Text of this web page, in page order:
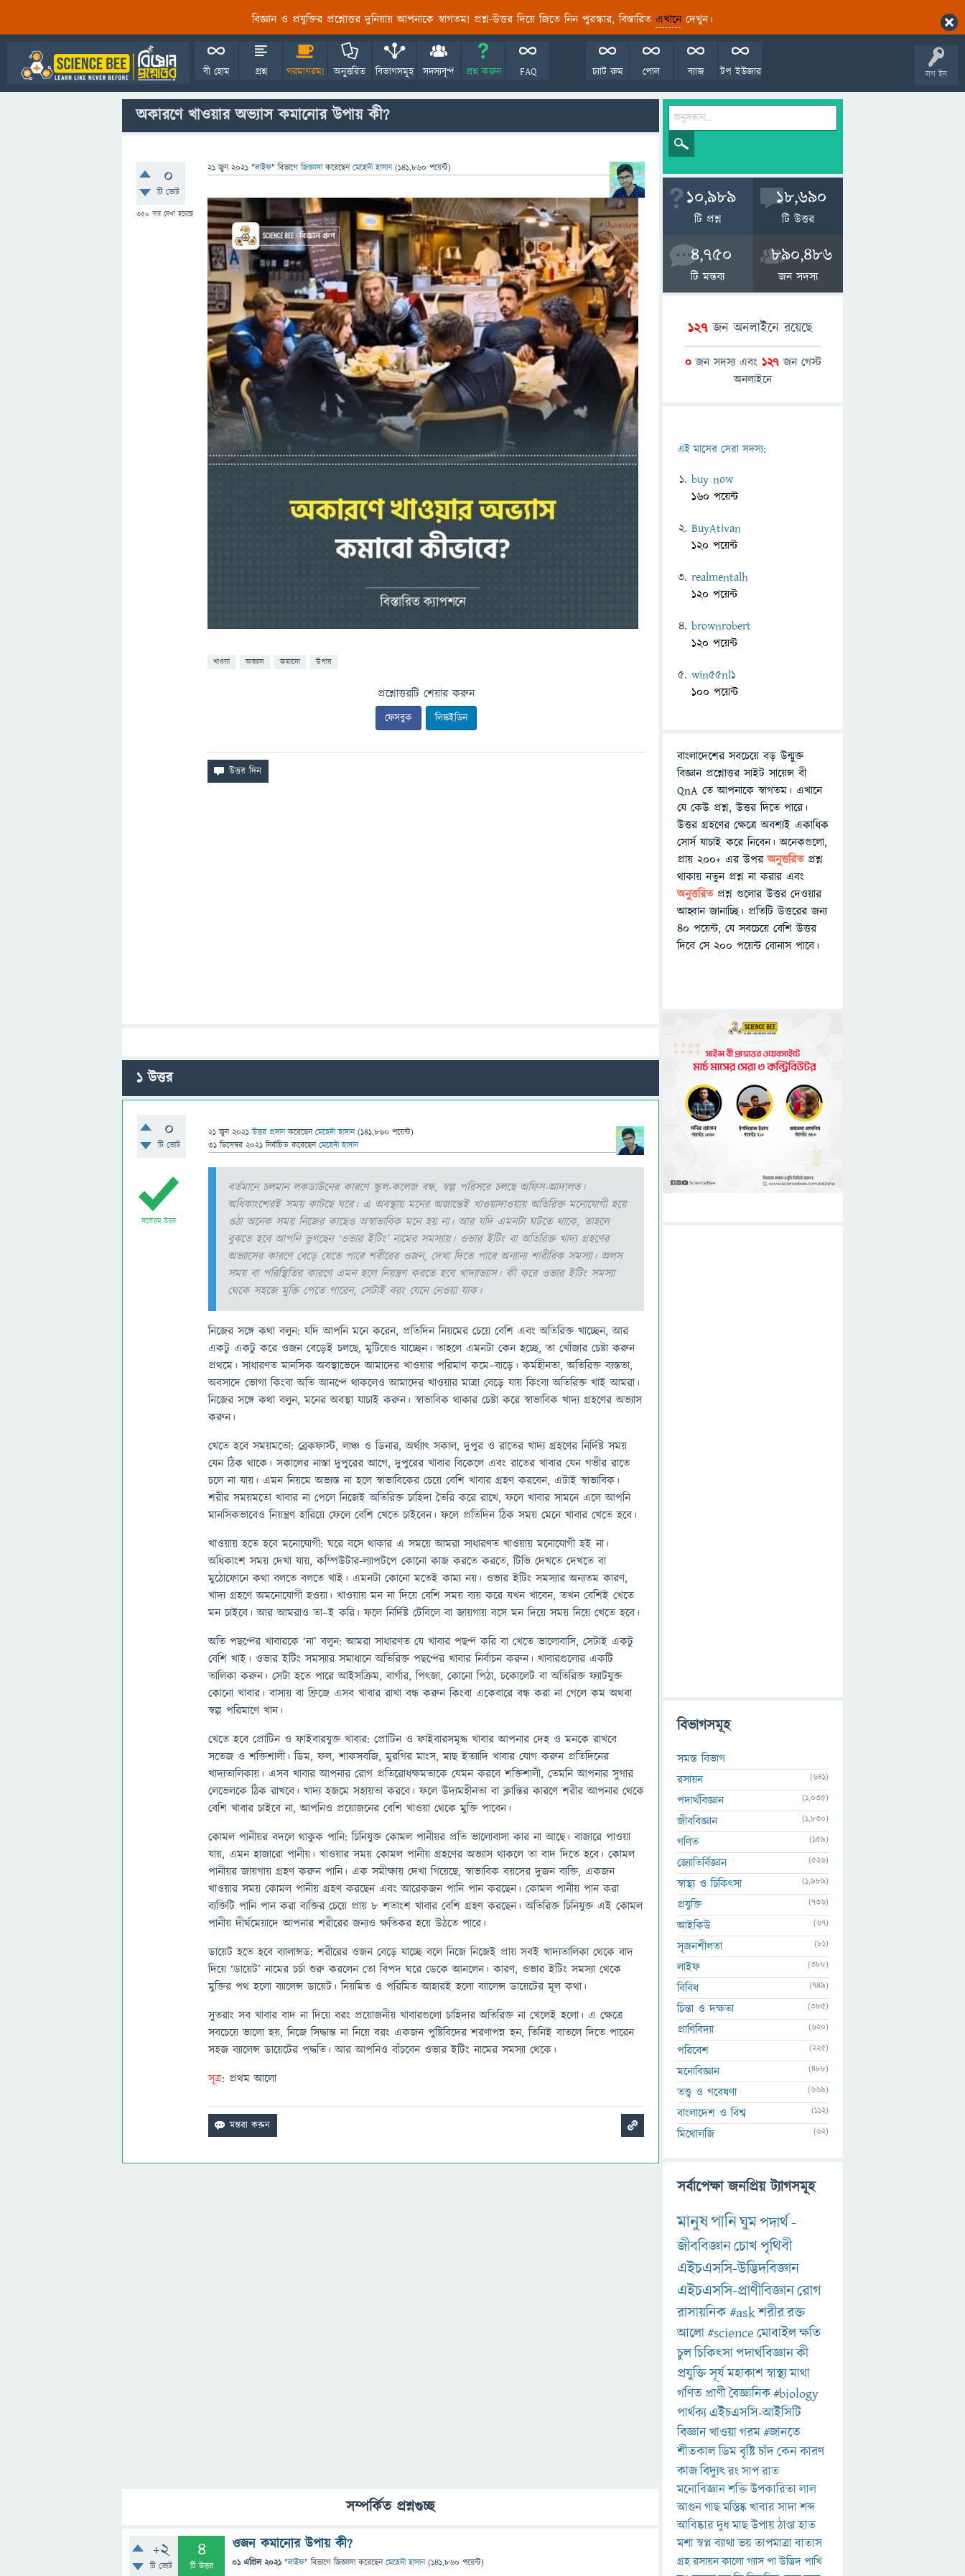
বিজ্ঞান ও প্রযুক্তির প্রশ্নোত্তর দুনিয়ায় আপনাকে স্বাগতম! প্রশ্ন-উত্তর দিয়ে জিতে নিন পুরস্কার, বিস্তারিত এখানেদেখুন।
লগ ইন
বী হোম প্রশ্ন গরমাগরম! অনুত্তরিত বিভাগসমূহ সদস্যবৃন্দ প্রশ্ন করুন FAQ টপ ইউজার
ব্যাজ
পোল
চ্যাট রুম
অকারণে খাওয়ার অভ্যাস কমানোর উপায় কী?
0
টি ভোট
350 বার দেখা হয়েছে
21 জুন 2021 "লাইফ" বিভাগে জিজ্ঞাসাকরেছেনমেহেদী হাসান (141,860 পয়েন্ট)
খাওয়া অভ্যাস কমানো উপায়
প্রশ্নোত্তরটি শেয়ার করুন
ফেসবুক লিঙ্কইডিন
1উত্তর
0
টি ভোট
21 জুন 2021 উত্তর প্রদান করেছেনমেহেদী হাসান (141,860 পয়েন্ট)
31 ডিসেম্বর 2021 নির্বাচিত করেছেনমেহেদী হাসান
সর্বোত্তম উত্তর
বর্তমানে চলমান লকডাউনের কারণে স্কুল-কলেজ বন্ধ, স্বল্প পরিসরে চলছে অফিস-আদালত।
অধিকাংশেরই সময় কাটছে ঘরে। এ অবস্থায় মনের অজান্তেই খাওয়াদাওয়ায় অতিরিক্ত মনোযোগী হয়ে
ওঠা অনেক সময় নিজের কাছেও অস্বাভাবিক মনে হয় না। আর যদি এমনটা ঘটতে থাকে, তাহলে
বুঝতে হবে আপনি ভুগছেন ‘ওভার ইটিং’ নামের সমস্যায়। ওভার ইটিং বা অতিরিক্ত খাদ্য গ্রহণের
অভ্যাসের কারণে বেড়ে যেতে পারে শরীরের ওজন, দেখা দিতে পারে অন্যান্য শারীরিক সমস্যা। অলস
সময় বা পরিস্থিতির কারণে এমন হলে নিয়ন্ত্রণ করতে হবে খাদ্যাভ্যাস। কী করে ওভার ইটিং সমস্যা
থেকে সহজে মুক্তি পেতে পারেন, সেটাই বরং যেনে নেওয়া যাক।
নিজের সঙ্গে কথা বলুন: যদি আপনি মনে করেন, প্রতিদিন নিয়মের চেয়ে বেশি এবং অতিরিক্ত খাচ্ছেন, আর
একটু একটু করে ওজন বেড়েই চলছে, মুটিয়েও যাচ্ছেন। তাহলে এমনটা কেন হচ্ছে, তা খোঁজার চেষ্টা করুন
প্রথমে। সাধারণত মানসিক অবস্থাভেদে আমাদের খাওয়ার পরিমাণ কমে–বাড়ে। কর্মহীনতা, অতিরিক্ত ব্যস্ততা,
অবসাদে ভোগা কিংবা অতি আনন্দে থাকলেও আমাদের খাওয়ার মাত্রা বেড়ে যায় কিংবা অতিরিক্ত খাই আমরা।
নিজের সঙ্গে কথা বলুন, মনের অবস্থা যাচাই করুন। স্বাভাবিক থাকার চেষ্টা করে স্বাভাবিক খাদ্য গ্রহণের অভ্যাস
করুন।
খেতে হবে সময়মতো: ব্রেকফাস্ট, লাঞ্চ ও ডিনার, অর্থ্যাৎ সকাল, দুপুর ও রাতের খাদ্য গ্রহণের নির্দিষ্ট সময়
যেন ঠিক থাকে। সকালের নাস্তা দুপুরের আগে, দুপুরের খাবার বিকেলে এবং রাতের খাবার যেন গভীর রাতে
চলে না যায়। এমন নিয়মে অভ্যস্ত না হলে স্বাভাবিকের চেয়ে বেশি খাবার গ্রহণ করবেন, এটাই স্বাভাবিক।
শরীর সময়মতো খাবার না পেলে নিজেই অতিরিক্ত চাহিদা তৈরি করে রাখে, ফলে খাবার সামনে এলে আপনি
মানসিকভাবেও নিয়ন্ত্রণ হারিয়ে ফেলে বেশি খেতে চাইবেন। ফলে প্রতিদিন ঠিক সময় মেনে খাবার খেতে হবে।
খাওয়ায় হতে হবে মনোযোগী: ঘরে বসে থাকার এ সময়ে আমরা সাধারণত খাওয়ায় মনোযোগী হই না।
অধিকাংশ সময় দেখা যায়, কম্পিউটার-ল্যাপটপে কোনো কাজ করতে করতে, টিভি দেখতে দেখতে বা
মুঠোফোনে কথা বলতে বলতে খাই। এমনটা কোনো মতেই কাম্য নয়। ওভার ইটিং সমস্যার অন্যতম কারণ,
খাদ্য গ্রহণে অমনোযোগী হওয়া। খাওয়ায় মন না দিয়ে বেশি সময় ব্যয় করে যখন খাবেন, তখন বেশিই খেতে
মন চাইবে। আর আমরাও তা–ই করি। ফলে নির্দিষ্ট টেবিলে বা জায়গায় বসে মন দিয়ে সময় নিয়ে খেতে হবে।
অতি পছন্দের খাবারকে ‘না’ বলুন: আমরা সাধারণত যে খাবার পছন্দ করি বা খেতে ভালোবাসি, সেটাই একটু
বেশি খাই। ওভার ইটিং সমস্যার সমাধানে অতিরিক্ত পছন্দের খাবার নির্বাচন করুন। খাবারগুলোর একটি
তালিকা করুন। সেটা হতে পারে আইসক্রিম, বার্গার, পিৎজা, কোনো পিঠা, চকোলেট বা অতিরিক্ত ফ্যাটযুক্ত
কোনো খাবার। বাসায় বা ফ্রিজে এসব খাবার রাখা বন্ধ করুন কিংবা একেবারে বন্ধ করা না গেলে কম অথবা
স্বল্প পরিমাণে খান।
খেতে হবে প্রোটিন ও ফাইবারযুক্ত খাবার: প্রোটিন ও ফাইবারসমৃদ্ধ খাবার আপনার দেহ ও মনকে রাখবে
সতেজ ও শক্তিশালী। ডিম, ফল, শাকসবজি, মুরগির মাংস, মাছ ইত্যাদি খাবার যোগ করুন প্রতিদিনের
খাদ্যতালিকায়। এসব খাবার আপনার রোগ প্রতিরোধক্ষমতাকে যেমন করবে শক্তিশালী, তেমনি আপনার সুগার
লেভেলকে ঠিক রাখবে। খাদ্য হজমে সহায়তা করবে। ফলে উদ্যমহীনতা বা ক্লান্তির কারণে শরীর আপনার থেকে
বেশি খাবার চাইবে না, আপনিও প্রয়োজনের বেশি খাওয়া থেকে মুক্তি পাবেন।
কোমল পানীয়র বদলে থাকুক পানি: চিনিযুক্ত কোমল পানীয়র প্রতি ভালোবাসা কার না আছে। বাজারে পাওয়া
যায়, এমন হাজারো পানীয়। খাওয়ার সময় কোমল পানীয় গ্রহণের অভ্যাস থাকলে তা বাদ দিতে হবে। কোমল
পানীয়র জায়গায় গ্রহণ করুন পানি। এক সমীক্ষায় দেখা গিয়েছে, স্বাভাবিক বয়সের দুজন ব্যক্তি, একজন
খাওয়ার সময় কোমল পানীয় গ্রহণ করছেন এবং আরেকজন পানি পান করছেন। কোমল পানীয় পান করা
ব্যক্তিটি পানি পান করা ব্যক্তির চেয়ে প্রায় ৮ শতাংশ খাবার বেশি গ্রহণ করছেন। অতিরিক্ত চিনিযুক্ত এই কোমল
পানীয় দীর্ঘমেয়াদে আপনার শরীরের জন্যও ক্ষতিকর হয়ে উঠতে পারে।
ডায়েট হতে হবে ব্যালান্সড: শরীরের ওজন বেড়ে যাচ্ছে বলে নিজে নিজেই প্রায় সবই খাদ্যতালিকা থেকে বাদ
দিয়ে ‘ডায়েট’ নামের চর্চা শুরু করলেন তো বিপদ ঘরে ডেকে আনলেন। কারণ, ওভার ইটিং সমস্যা থেকে
মুক্তির পথ হলো ব্যালেন্স ডায়েট। নিয়মিত ও পরিমিত আহারই হলো ব্যালেন্স ডায়েটের মূল কথা।
সুতরাং সব খাবার বাদ না দিয়ে বরং প্রয়োজনীয় খাবারগুলো চাহিদার অতিরিক্ত না খেলেই হলো। এ ক্ষেত্রে
সবচেয়ে ভালো হয়, নিজে সিদ্ধান্ত না নিয়ে বরং একজন পুষ্টিবিদের শরণাপন্ন হন, তিনিই বাতলে দিতে পারেন
সহজ ব্যালেন্স ডায়েটের পদ্ধতি। আর আপনিও বাঁচবেন ওভার ইটিং নামের সমস্যা থেকে।
সূত্র: প্রথম আলো
সম্পর্কিত প্রশ্নগুচ্ছ
+2
টি ভোট
4
টি উত্তর
ওজন কমানোর উপায় কী?
01 এপ্রিল 2021 "লাইফ" বিভাগে জিজ্ঞাসাকরেছেনমেহেদী হাসান (141,860 পয়েন্ট)
10,989
টি প্রশ্ন
18,690
টি উত্তর
4,750
টি মন্তব্য
890,486
জন সদস্য
127জন অনলাইনে রয়েছে
0জন সদস্য এবং 127জন গেস্ট
অনলাইনে
এই মাসের সেরা সদস্য:
buy now
160 পয়েন্ট
BuyAtivan
120 পয়েন্ট
realmentalh
120 পয়েন্ট
brownrobert
120 পয়েন্ট
win55nl1
100 পয়েন্ট
বাংলাদেশের সবচেয়ে বড় উন্মুক্ত
বিজ্ঞান প্রশ্নোত্তর সাইট সায়েন্স বী
QnA তে আপনাকে স্বাগতম। এখানে
যে কেউ প্রশ্ন, উত্তর দিতে পারে।
উত্তর গ্রহণের ক্ষেত্রে অবশ্যই একাধিক
সোর্স যাচাই করে নিবেন। অনেকগুলো,
প্রায় ২০০+ এর উপরঅনুত্তরিতপ্রশ্ন
থাকায় নতুন প্রশ্ন না করার এবং
অনুত্তরিত প্রশ্ন গুলোর উত্তর দেওয়ার
আহ্বান জানাচ্ছি। প্রতিটি উত্তরের জন্য
৪০ পয়েন্ট, যে সবচেয়ে বেশি উত্তর
দিবে সে ২০০ পয়েন্ট বোনাস পাবে।
বিভাগসমূহ
সমস্ত বিভাগ
রসায়ন
(641)
পদার্থবিজ্ঞান (1,035)
জীববিজ্ঞান (1,830)
গণিত (159)
জ্যোতির্বিজ্ঞান (526)
স্বাস্থ্য ও চিকিৎসা (1,989)
প্রযুক্তি (736)
আইকিউ (67)
সৃজনশীলতা (81)
লাইফ (388)
বিবিধ (749)
চিন্তা ও দক্ষতা (385)
প্রাণিবিদ্যা (620)
পরিবেশ (225)
মনোবিজ্ঞান (488)
তত্ত্ব ও গবেষণা (669)
বাংলাদেশ ও বিশ্ব (112)
মিথোলজি (62)
সর্বাপেক্ষা জনপ্রিয় ট্যাগসমূহ
মানুষপানিঘুমপদার্থ-
জীববিজ্ঞানচোখপৃথিবী
এইচএসসি-উদ্ভিদবিজ্ঞান
এইচএসসি-প্রাণীবিজ্ঞানরোগ
রাসায়নিক#askশরীররক্ত
আলো#scienceমোবাইলক্ষতি
চুলচিকিৎসাপদার্থবিজ্ঞানকী
প্রযুক্তিসূর্যমহাকাশস্বাস্থ্যমাথা
গণিত প্রাণীবৈজ্ঞানিক#biology
পার্থক্য এইচএসসি-আইসিটি
বিজ্ঞানখাওয়াগরম#জানতে
শীতকালডিমবৃষ্টিচাঁদকেনকারণ
কাজবিদ্যুৎরংসাপরাত
মনোবিজ্ঞানশক্তিউপকারিতালাল
আগুনগাছমস্তিষ্কখাবারসাদাশব্দ
আবিষ্কারদুধমাছউপায়ঠাণ্ডাহাত
মশাস্বপ্নব্যাথাভয়তাপমাত্রাবাতাস
গ্রহরসায়নকালোগ্যাসপাউদ্ভিদপাখি